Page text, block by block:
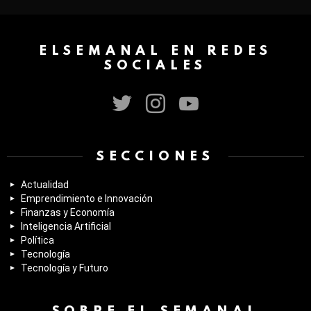
ELSEMANAL EN REDES
SOCIALES
SECCIONES
Actualidad
Emprendimiento e Innovación
Finanzas y Economía
Inteligencia Artificial
Política
Tecnología
Tecnología y Futuro